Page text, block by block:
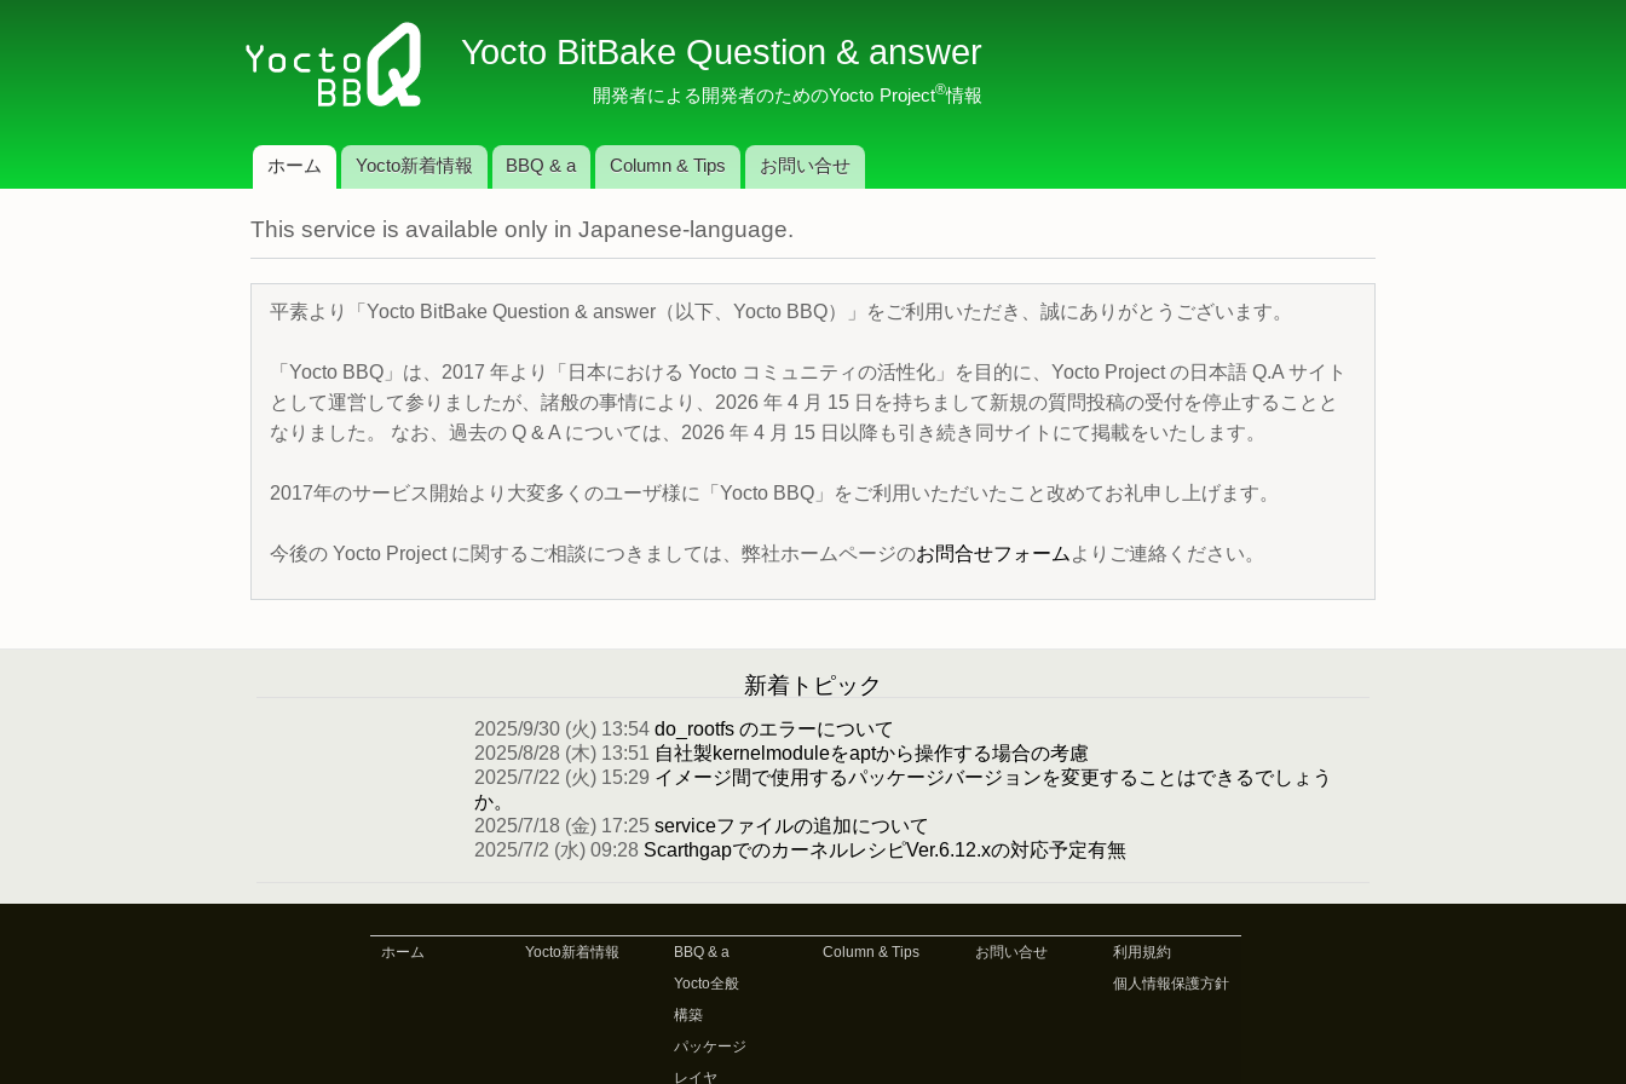
イ
コ
テ
ツ
に
移
動
Yocto BitBake Question & answer
開発者による開発者のためのYocto Project®情報
メインメニュー
ホーム Yocto新着情報 BBQ & a Column & Tips お問い合せ
This service is available only in Japanese-language.
平素より「Yocto BitBake Question & answer（以下、Yocto BBQ）」をご利用いただき、誠にありがとうございます。
「Yocto BBQ」は、2017 年より「日本における Yocto コミュニティの活性化」を目的に、Yocto Project の日本語 Q.A サイト
として運営して参りましたが、諸般の事情により、2026 年 4 月 15 日を持ちまして新規の質問投稿の受付を停止することと
なりました。 なお、過去の Q & A については、2026 年 4 月 15 日以降も引き続き同サイトにて掲載をいたします。
2017年のサービス開始より大変多くのユーザ様に「Yocto BBQ」をご利用いただいたこと改めてお礼申し上げます。
今後の Yocto Project に関するご相談につきましては、弊社ホームページのお問合せフォーム よりご連絡ください。
新着トピック
2025/9/30 (火) 13:54 do_rootfs のエラーについて
2025/8/28 (木) 13:51 自社製kernelmoduleをaptから操作する場合の考慮
2025/7/22 (火) 15:29 イメージ間で使用するパッケージバージョンを変更することはできるでしょう
か。
2025/7/18 (金) 17:25 serviceファイルの追加について
2025/7/2 (水) 09:28 ScarthgapでのカーネルレシピVer.6.12.xの対応予定有無
ホーム Yocto新着情報 BBQ & a Column & Tips お問い合せ
利用規約
Yocto全般
個人情報保護方針
構築
パッケージ
レイヤ